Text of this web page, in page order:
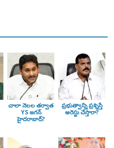
చాలా నెలల తర్వాత
YS జగన్
హైదరాబాద్?
ప్రభుత్వాన్ని ప్రశ్నిస్తే
అరెస్టు చేస్తారా?